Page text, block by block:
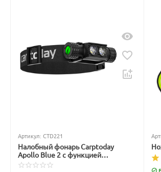
Артикул: CTD221
Налобный фонарь Carptoday
Apollo Blue 2 с функцией
подсвечивания лески синим